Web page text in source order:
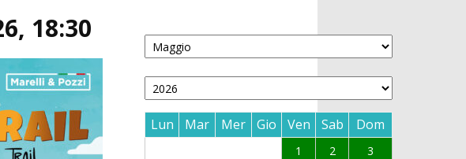
18:30
Lun Mar Mer Gio Ven Sab Dom
1 2
3